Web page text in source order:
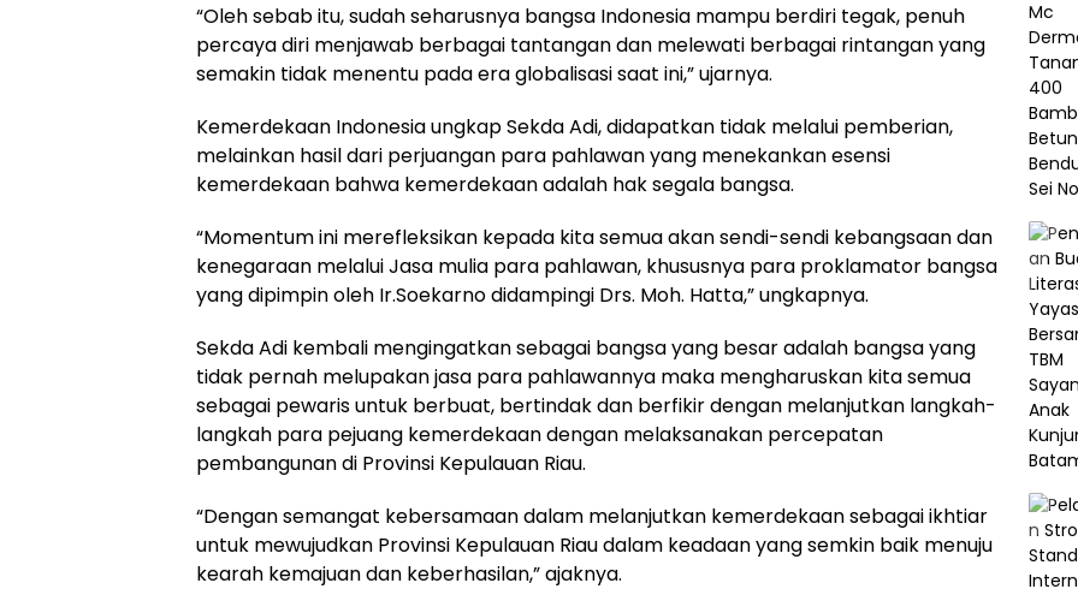
“Oleh sebab itu, sudah seharusnya bangsa Indonesia mampu berdiri tegak, penuh
percaya diri menjawab berbagai tantangan dan melewati berbagai rintangan yang
semakin tidak menentu pada era globalisasi saat ini,” ujarnya.
Kemerdekaan Indonesia ungkap Sekda Adi, didapatkan tidak melalui pemberian,
melainkan hasil dari perjuangan para pahlawan yang menekankan esensi
kemerdekaan bahwa kemerdekaan adalah hak segala bangsa.
“Momentum ini merefleksikan kepada kita semua akan sendi-sendi kebangsaan dan
kenegaraan melalui Jasa mulia para pahlawan, khususnya para proklamator bangsa
yang dipimpin oleh Ir.Soekarno didampingi Drs. Moh. Hatta,” ungkapnya.
Sekda Adi kembali mengingatkan sebagai bangsa yang besar adalah bangsa yang
tidak pernah melupakan jasa para pahlawannya maka mengharuskan kita semua
sebagai pewaris untuk berbuat, bertindak dan berfikir dengan melanjutkan langkah-
langkah para pejuang kemerdekaan dengan melaksanakan percepatan
pembangunan di Provinsi Kepulauan Riau.
“Dengan semangat kebersamaan dalam melanjutkan kemerdekaan sebagai ikhtiar
untuk mewujudkan Provinsi Kepulauan Riau dalam keadaan yang semkin baik menuju
kearah kemajuan dan keberhasilan,” ajaknya.